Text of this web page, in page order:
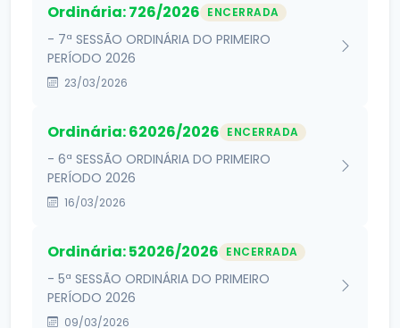
Ordinária: 726/2026 ENCERRADA
- 7ª SESSÃO ORDINÁRIA DO PRIMEIRO
PERÍODO 2026
23/03/2026
Ordinária: 62026/2026 ENCERRADA
- 6ª SESSÃO ORDINÁRIA DO PRIMEIRO
PERÍODO 2026
16/03/2026
Ordinária: 52026/2026 ENCERRADA
- 5ª SESSÃO ORDINÁRIA DO PRIMEIRO
PERÍODO 2026
09/03/2026